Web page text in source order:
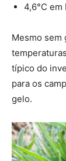
4,6°C em
Mesmo sem
típico do
para os
gelo.